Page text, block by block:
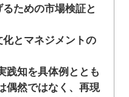
ための市場検証と
とマネジメントの
践知を具体例ととも
偶然ではなく、再現